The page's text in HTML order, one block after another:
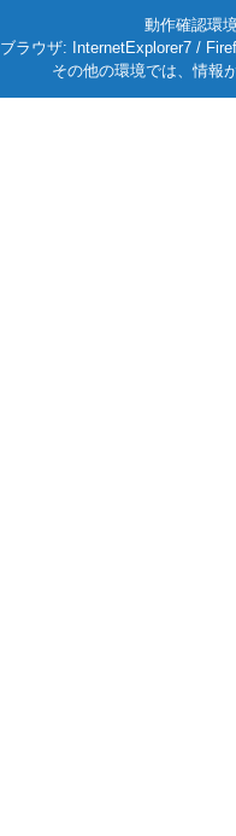
動作確認環
ブラウザ: InternetExplorer7 /
その他の環境では、情報